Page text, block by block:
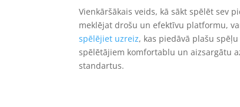
Vienkāršākais veids, kā sākt spēlēt sev
meklējat drošu un efektīvu platformu,
spēlējiet uzreiz, kas piedāvā plašu
spēlētājiem komfortablu un aizsargātu
standartus.